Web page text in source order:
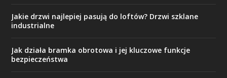
Jakie drzwi najlepiej pasują do loftów? Drzwi szklane
industrialne
Jak działa bramka obrotowa i jej kluczowe funkcje
bezpieczeństwa